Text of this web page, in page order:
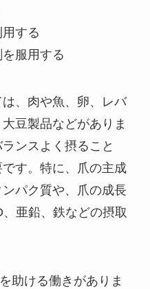
する
服用する
、肉や魚、卵、レバ
豆製品などがありま
ンスよく摂ること
す。特に、爪の主成
パク質や、爪の成長
亜鉛、鉄などの摂取
助ける働きがありま